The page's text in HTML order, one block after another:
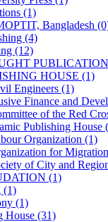
(1)
Bangladesh
(4)
(12)
HOUSE (1)
Engineers (1)
Finance and
of the Red
Publishing House
Organization (1)
for
of City and
(1)
(1)
(1)
House (31)